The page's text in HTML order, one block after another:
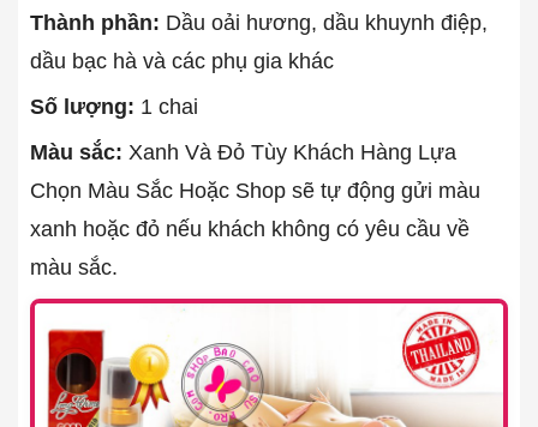
Thành phần: Dầu oải hương, dầu khuynh điệp,
dầu bạc hà và các phụ gia khác
Số lượng: 1 chai
Màu sắc: Xanh Và Đỏ Tùy Khách Hàng Lựa
Chọn Màu Sắc Hoặc Shop sẽ tự động gửi màu
xanh hoặc đỏ nếu khách không có yêu cầu về
màu sắc.